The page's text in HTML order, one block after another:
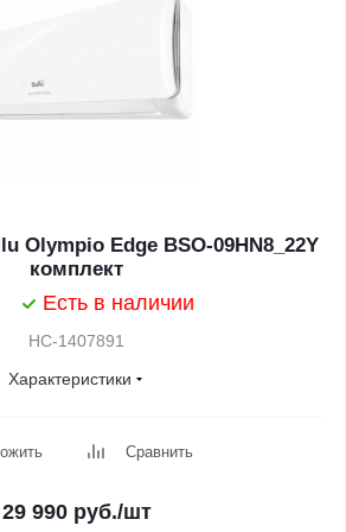
Olympio Edge BSO-09HN8_22Y
комплект
Есть в наличии
НС-1407891
Характеристики
Сравнить
29 990руб./шт